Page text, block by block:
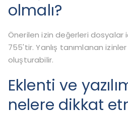
olmalı?
Önerilen izin değerleri dosyalar
755'tir. Yanlış tanımlanan izinler
oluşturabilir.
Eklenti ve
nelere dikkat